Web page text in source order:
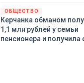
ОБЩЕСТВО
Керчанка обманом
1,1 млн рублей у семьи
пенсионера и получила